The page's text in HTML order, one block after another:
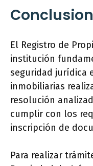
El Registro de
institución
seguridad jurídica
inmobiliarias
resolución
cumplir con los
inscripción de
Para realizar